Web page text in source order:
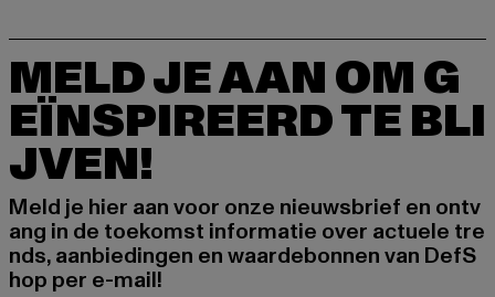
MELD JE AAN OM G
EÏNSPIREERD TE BLI
JVEN!
Meld je hier aan voor onze nieuwsbrief en ontv
ang in de toekomst informatie over actuele tre
nds, aanbiedingen en waardebonnen van DefS
hop per e-mail!